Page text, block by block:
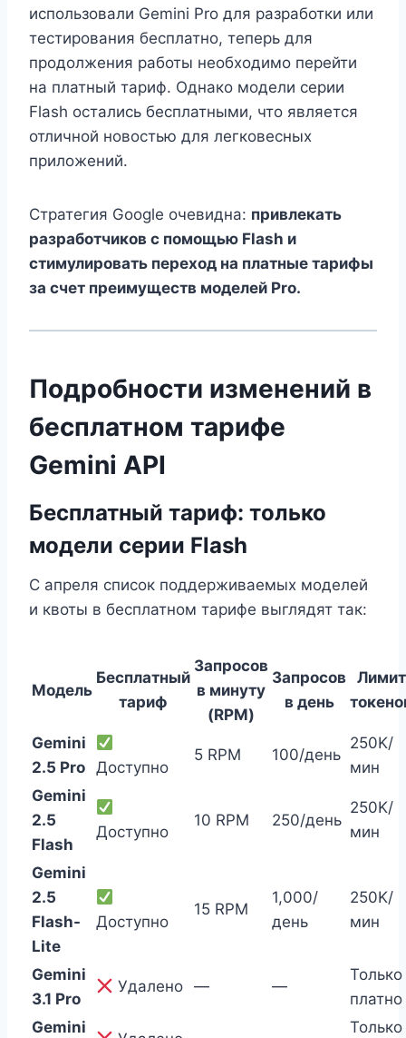
использовали Gemini Pro для разработки или
тестирования бесплатно, теперь для
продолжения работы необходимо перейти
на платный тариф. Однако модели серии
Flash остались бесплатными, что является
отличной новостью для легковесных
приложений.
Стратегия Google очевидна: привлекать
разработчиков с помощью Flash и
стимулировать переход на платные тарифы
за счет преимуществ моделей Pro.
Подробности изменений в
бесплатном тарифе
Gemini API
Бесплатный тариф: только
модели серии Flash
С апреля список поддерживаемых моделей
и квоты в бесплатном тарифе выглядят так:
Модель
Бесплатный
тариф
Запросов
в минуту
(RPM)
Запросов
в день
Лимит
Gemini
2.5 Pro Доступно
5 RPM 100/день
250K/
мин
Gemini
2.5
Flash
Доступно
10 RPM 250/день
250K/
мин
Gemini
2.5
Flash-
Lite
Доступно
15 RPM
1,000/
день
250K/
мин
Gemini
3.1 Pro
Удалено — —
Только
платно
Gemini
Только